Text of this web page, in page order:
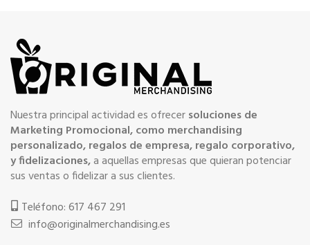
Nuestra principal actividad es ofrecersoluciones de
Marketing Promocional, como merchandising
personalizado, regalos de empresa, regalo corporativo,
y fidelizaciones,a aquellas empresas que quieran potenciar
sus ventas o fidelizar a sus clientes.
Teléfono: 617 467 291
info@originalmerchandising.es